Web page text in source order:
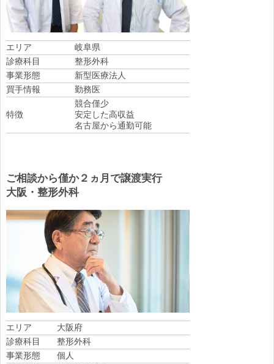
エリア
岐阜県
診療科目
整形外科
事業形態
新型医療法人
買手情報
勤務医
特徴
競合僅少
安定した高収益
名古屋から通勤可能
ご相談から僅か２ヵ月で譲渡実行
大阪・整形外科
エリア
大阪府
診療科目
整形外科
事業形態
個人